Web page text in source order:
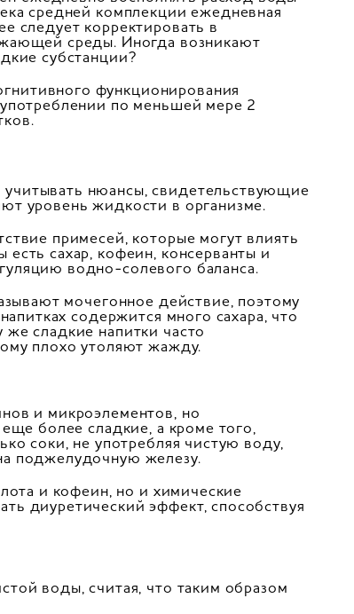
средней комплекции ежедневная
следует корректировать в
среды. Иногда возникают
субстанции?
функционирования
по меньшей мере 2
нюансы, свидетельствующие
уровень жидкости в организме.
примесей, которые могут влиять
сахар, кофеин, консерванты и
водно-солевого баланса.
мочегонное действие, поэтому
содержится много сахара, что
сладкие напитки часто
плохо утоляют жажду.
и микроэлементов, но
более сладкие, а кроме того,
соки, не употребляя чистую воду,
поджелудочную железу.
и кофеин, но и химические
диуретический эффект, способствуя
воды, считая, что таким образом